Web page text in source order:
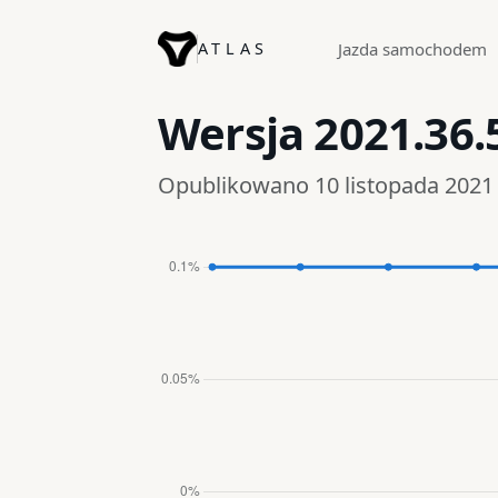
ATLAS Jazda samochodem
Wersja
Opublikowano 10 listopada 2021